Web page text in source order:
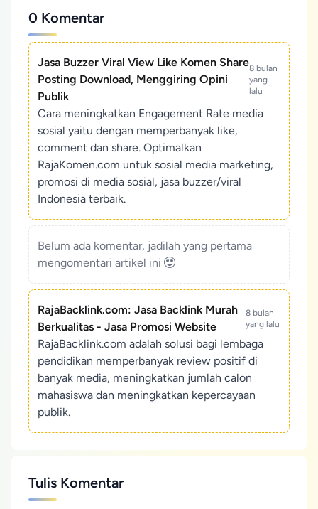
0 Komentar
Jasa Buzzer Viral View Like Komen Share
Posting Download, Menggiring Opini
Publik
8 bulan
yang
lalu
Cara meningkatkan Engagement Rate media
sosial yaitu dengan memperbanyak like,
comment dan share. Optimalkan
RajaKomen.com untuk sosial media marketing,
promosi di media sosial, jasa buzzer/viral
Indonesia terbaik.
Belum ada komentar, jadilah yang pertama
mengomentari artikel ini
RajaBacklink.com: Jasa Backlink Murah
Berkualitas - Jasa Promosi Website
8 bulan
yang lalu
RajaBacklink.com adalah solusi bagi lembaga
pendidikan memperbanyak review positif di
banyak media, meningkatkan jumlah calon
mahasiswa dan meningkatkan kepercayaan
publik.
Tulis Komentar